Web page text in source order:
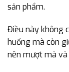
sản phẩm.
Điều này không
huống mà còn
nên mượt mà và